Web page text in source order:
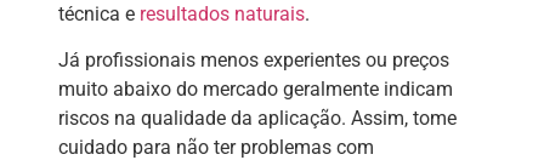
técnica e resultados naturais.
Já profissionais menos experientes ou preços
muito abaixo do mercado geralmente indicam
riscos na qualidade da aplicação. Assim, tome
cuidado para não ter problemas com